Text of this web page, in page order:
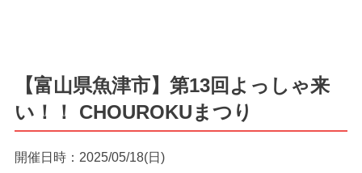
【富山県魚津市】第13回よっしゃ来
い！！ CHOUROKUまつり
開催日時：2025/05/18(日)